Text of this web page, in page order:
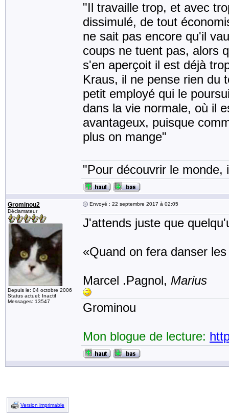
"Il travaille trop, et avec
dissimulé, de tout
ne sait pas encore qu'il
coups ne tuent pas, alors
s'en aperçoit il est déjà
Kraus, il ne pense rien du
petit employé qui le
dans la vie normale, où il
avantageux, puisque
plus on mange"
"Pour découvrir le
Grominou2
Déclamateur
Depuis le: 04 octobre 2006
Status actuel: Inactif
Messages: 13547
Envoyé : 22 septembre 2017 à 02:05
J'attends juste que
«Quand on fera danser
Marcel .Pagnol, Marius
Grominou
Mon blogue de lecture:
Version imprimable